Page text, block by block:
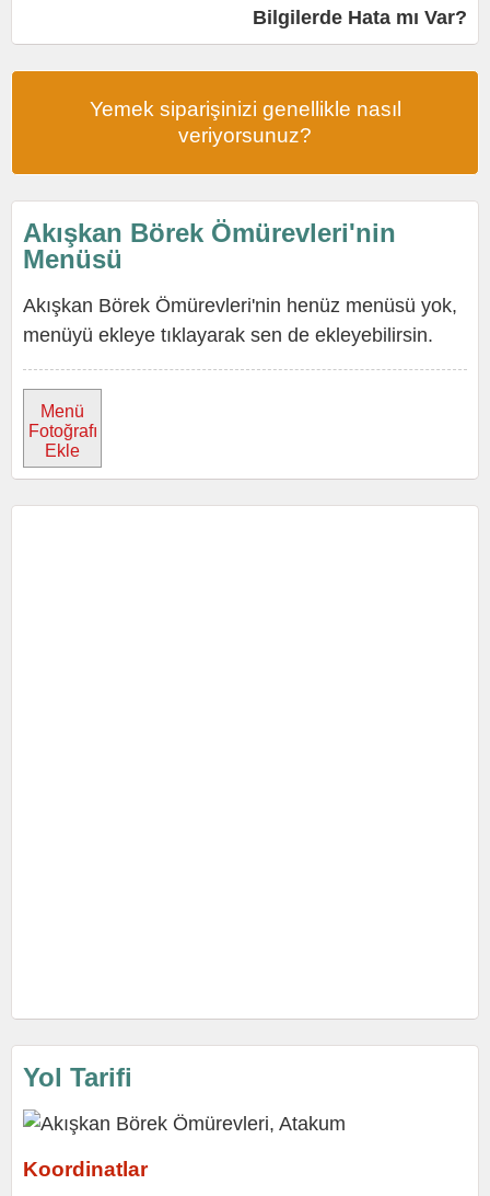
Bilgilerde Hata mı Var?
Yemek siparişinizi genellikle nasıl
veriyorsunuz?
Akışkan Börek Ömürevleri'nin
Menüsü
Akışkan Börek Ömürevleri'nin henüz menüsü yok,
menüyü ekleye tıklayarak sen de ekleyebilirsin.
Menü
Fotoğrafı
Ekle
Yol Tarifi
Koordinatlar